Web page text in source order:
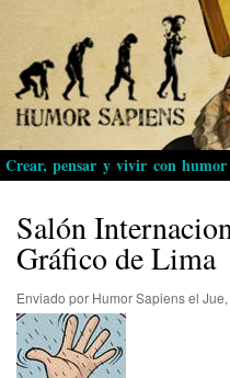
Crear, pensar y vivir con humor
Salón
Gráfico de Lima
Enviado por Humor Sapiensel